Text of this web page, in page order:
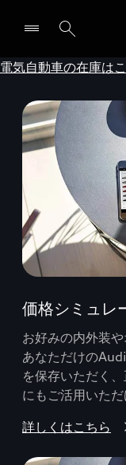
電気自動車の在庫は
価格シミュレ
お好みの内外装
あなただけの
を保存いただく
にもご活用いただ
詳しくはこちら